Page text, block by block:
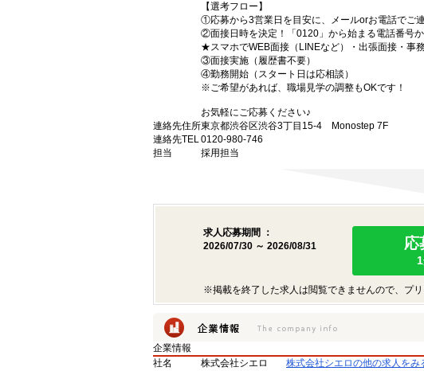
【選考フロー】
①応募から3営業日を目安に、メールorお電話でご連
②面接日時を決定！「0120」から始まる電話番号
★スマホでWEB面接（LINEなど）・出張面接・事
③面接実施（履歴書不要）
④勤務開始（スタート日は応相談）
※ご希望があれば、職場見学の調整もOKです！
お気軽にご応募ください♪
連絡先住所東京都渋谷区渋谷3丁目15-4 Monostep 7F
連絡先TEL0120-980-746
担当
採用担当
求人応募期間 ：
2026/07/30 ～ 2026/08/31
応
※掲載を終了した求人は閲覧できませんので、プ
企業情報
社名
株式会社シエロ 株式会社シエロの他の求人をみ